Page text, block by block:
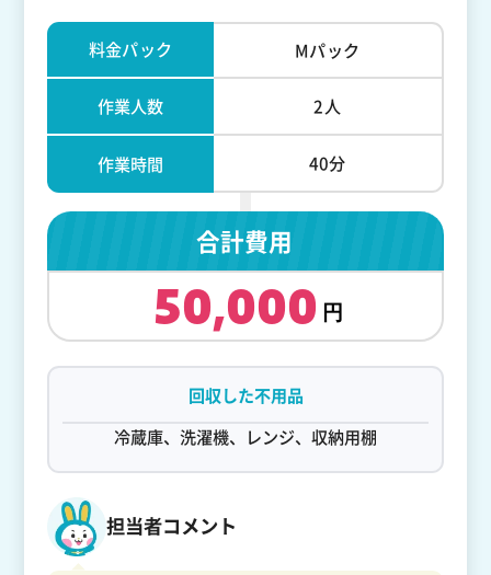
料金パック Mパック
作業人数 2人
作業時間 40分
合計費用
50,000
回収した不用品
冷蔵庫、洗濯機、レンジ、収納用棚
担当者コメント